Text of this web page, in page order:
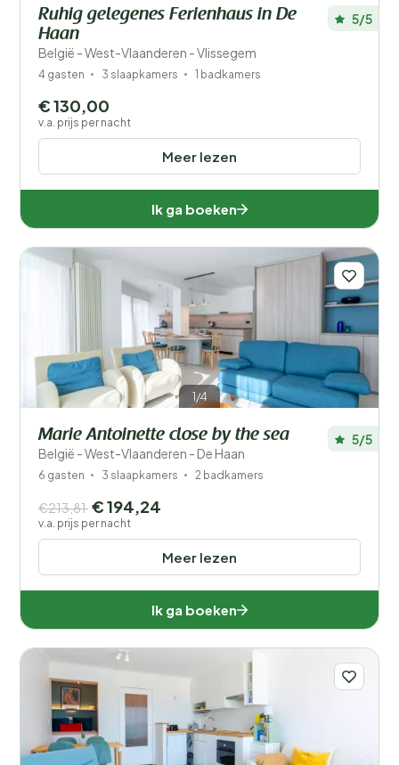
Ruhig gelegenes Ferienhaus in De
Haan
België - West-Vlaanderen - Vlissegem
5/5
4 gasten 3 slaapkamers 1 badkamers
Meer lezen
€ 130,00
v.a. prijs per nacht
Ik ga boeken
1/4
Marie Antoinette close by the sea
België - West-Vlaanderen - De Haan
5/5
6 gasten 3 slaapkamers 2 badkamers
Meer lezen
€213,81 € 194,24
v.a. prijs per nacht
Ik ga boeken